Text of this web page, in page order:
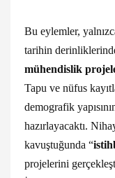
Bu eylemler,
tarihin
mühendislik
Tapu ve nüfus
demografik
hazırlayacaktı.
kavuştuğunda “
projelerini